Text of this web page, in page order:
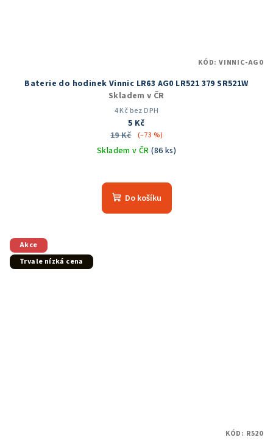
Baterie do hodinek Vinnic LR63 AG0 LR521 379 SR521W
Skladem v ČR
4 Kč bez DPH
5 Kč
19 Kč
(–73 %)
Skladem v ČR(86 ks)
hodnocení
produktu
Do košíku
KÓD: VINNIC-AG0
Akce
Trvale nízká cena
KÓD: R520